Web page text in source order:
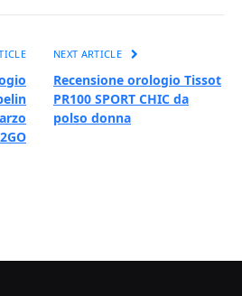
NEXT ARTICLE
Recensione orologio Tissot
PR100 SPORT CHIC da
polso donna